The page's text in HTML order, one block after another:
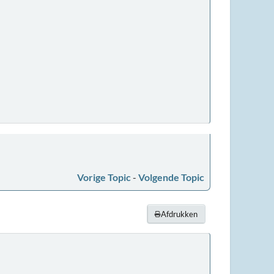
Vorige Topic - Volgende Topic
Afdrukken